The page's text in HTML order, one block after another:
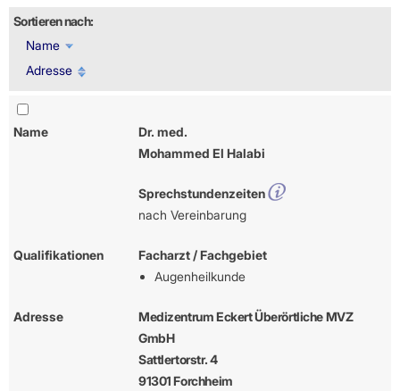
Sortieren nach:
Name
Adresse
Name
Dr. med.
Mohammed El Halabi
Sprechstundenzeiten
nach Vereinbarung
Qualifikationen
Facharzt / Fachgebiet
Augenheilkunde
Adresse
Medizentrum Eckert Überörtliche MVZ
GmbH
Sattlertorstr. 4
91301 Forchheim